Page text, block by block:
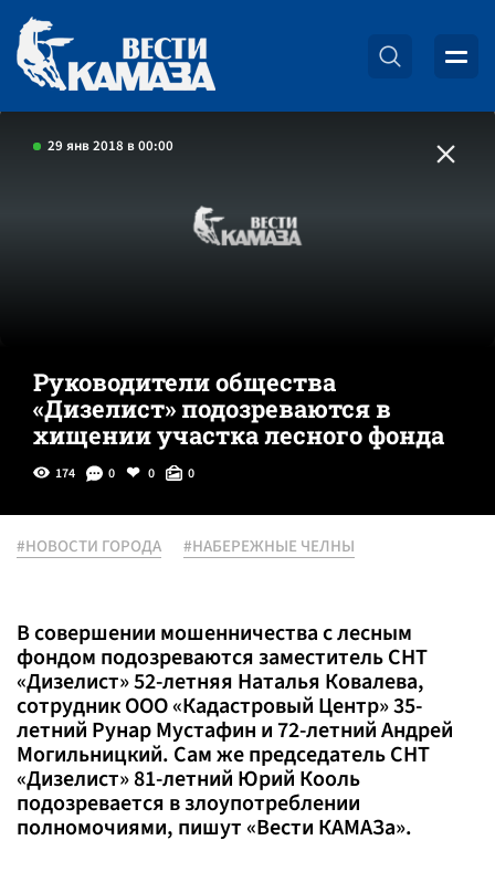
29 янв 2018 в 00:00
Руководители общества
«Дизелист» подозреваются в
хищении участка лесного фонда
174 0 0 0
#НОВОСТИ ГОРОДА #НАБЕРЕЖНЫЕ ЧЕЛНЫ
В совершении мошенничества с лесным
фондом подозреваются заместитель СНТ
«Дизелист» 52-летняя Наталья Ковалева,
сотрудник ООО «Кадастровый Центр» 35-
летний Рунар Мустафин и 72-летний Андрей
Могильницкий. Сам же председатель СНТ
«Дизелист» 81-летний Юрий Кооль
подозревается в злоупотреблении
полномочиями, пишут «Вести КАМАЗа».